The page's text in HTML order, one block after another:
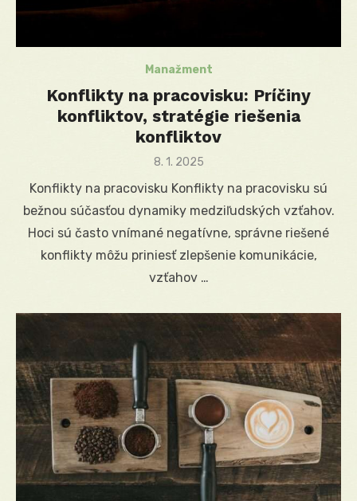
Manažment
Konflikty na pracovisku: Príčiny
konfliktov, stratégie riešenia
konfliktov
Posted
8. 1. 2025
Konflikty na pracovisku Konflikty na pracovisku sú
bežnou súčasťou dynamiky medziľudských vzťahov.
Hoci sú často vnímané negatívne, správne riešené
konflikty môžu priniesť zlepšenie komunikácie,
vzťahov …